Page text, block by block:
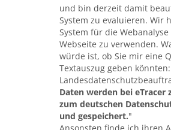
und bin derzeit damit
System zu evaluieren. Wir
System für die
Webseite zu verwenden.
würde ist, ob Sie mir eine
Textauszug geben
Daten werden bei eTracer
zum deutschen
und gespeichert."